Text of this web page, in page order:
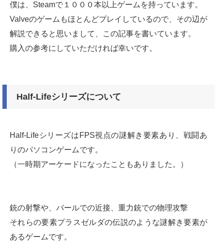
僕は、Steamで１０００本以上ゲームを持っています。
Valveのゲームもほとんどプレイしているので、その辺が
解説できると思いまして、この記事を書いています。
購入の参考にしていただければ幸いです。
Half-Lifeシリーズについて
Half-LifeシリーズはFPS視点の謎解き要素あり、戦闘あ
りのパソコンゲームです。
（一時期アーケードになったこともありました。）
銃の射撃や、バールでの近接、重力銃での物理攻撃
それらの要素プラスゼルダの伝説のような謎解き要素が
あるゲームです。